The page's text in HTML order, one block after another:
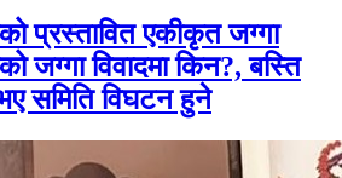
प्रस्तावित एकीकृत जग्गा
जग्गा विवादमा किन?, बस्ति
समिति विघटन हुने